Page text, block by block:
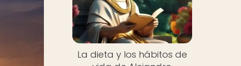
La dieta y los hábitos de